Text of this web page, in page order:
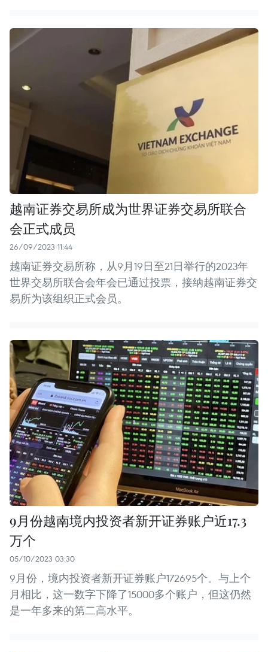
越南证券交易所成为世界证券交易所联合
会正式成员
26/09/2023 11:44
越南证券交易所称，从9月19日至21日举行的2023年
世界交易所联合会年会已通过投票，接纳越南证券交
易所为该组织正式会员。
9月份越南境内投资者新开证券账户近17.3
万个
05/10/2023 03:30
9月份，境内投资者新开证券账户172695个。与上个
月相比，这一数字下降了15000多个账户，但这仍然
是一年多来的第二高水平。